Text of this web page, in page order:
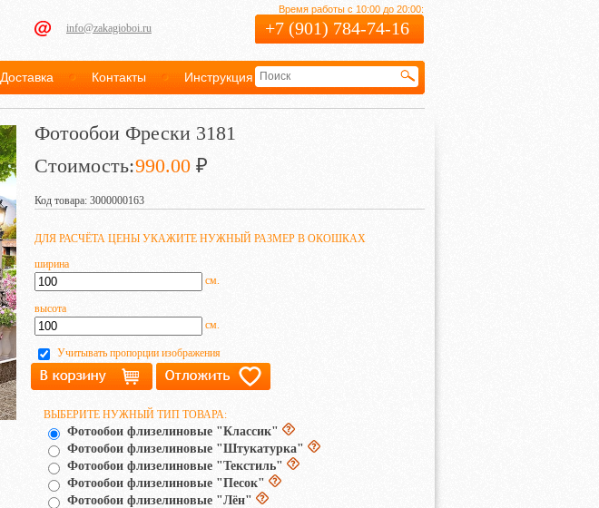
info@zakagioboi.ru
Время работы с 10:00 до 20:00:
+7 (901) 784-74-16
Доставка Контакты Инструкция
Фотообои Фрески 3181
Стоимость:990.00 ₽
Код товара: 3000000163
ДЛЯ РАСЧЁТА ЦЕНЫ УКАЖИТЕ НУЖНЫЙ РАЗМЕР В ОКОШКАХ
ширина
см.
высота
см.
Учитывать пропорции изображения
ВЫБЕРИТЕ НУЖНЫЙ ТИП ТОВАРА:
Фотообои флизелиновые "Классик"
Фотообои флизелиновые "Штукатурка"
Фотообои флизелиновые "Текстиль"
Фотообои флизелиновые "Песок"
Фотообои флизелиновые "Лён"